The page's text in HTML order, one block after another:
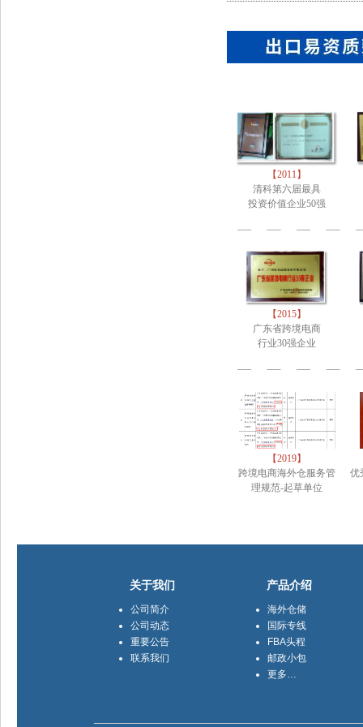
【2011】
清科第六届最具
投资价值企业50强
【2015】
广东省跨境电商
行业30强企业
【2019】
跨境电商海外仓服务管
理规范-起草单位
优
关于我们
公司简介
公司动态
重要公告
联系我们
产品介绍
海外仓储
国际专线
FBA头程
邮政小包
更多…